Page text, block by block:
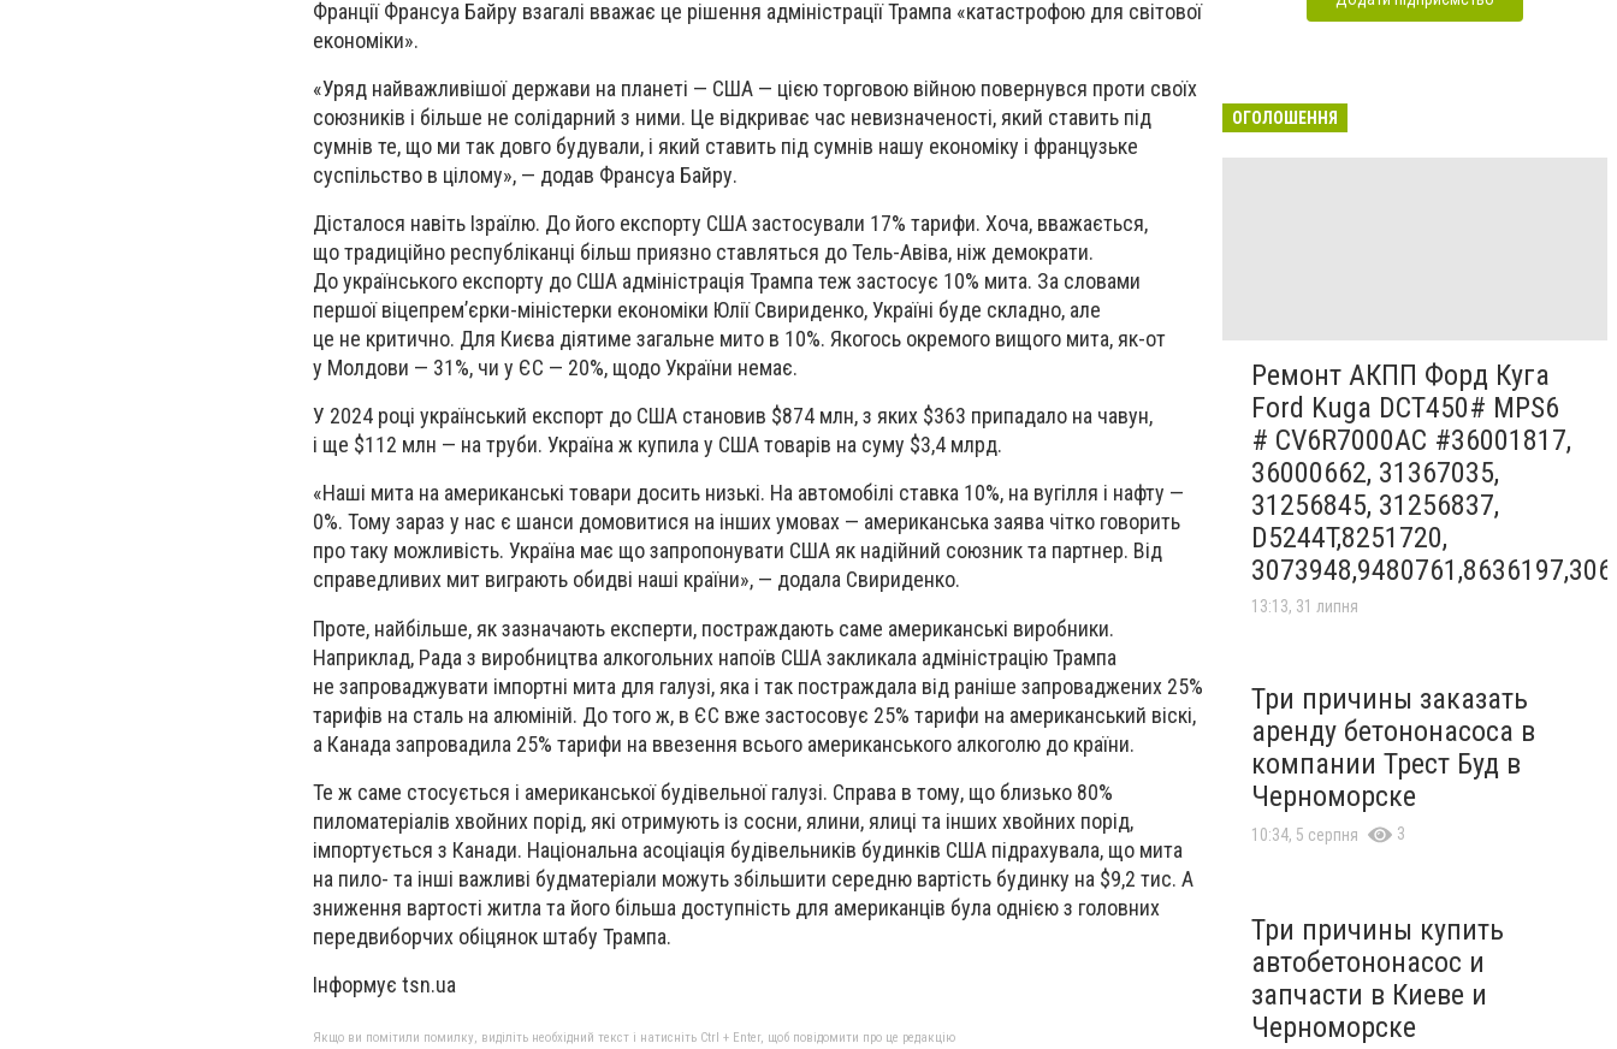
Франції Франсуа Байру взагалі вважає це рішення адміністрації Трампа «катастрофою для світової
економіки».
«Уряд найважливішої держави на планеті — США — цією торговою війною повернувся проти своїх
союзників і більше не солідарний з ними. Це відкриває час невизначеності, який ставить під
сумнів те, що ми так довго будували, і який ставить під сумнів нашу економіку і французьке
суспільство в цілому», — додав Франсуа Байру.
Дісталося навіть Ізраїлю. До його експорту США застосували 17% тарифи. Хоча, вважається,
що традиційно республіканці більш приязно ставляться до Тель-Авіва, ніж демократи.
До українського експорту до США адміністрація Трампа теж застосує 10% мита. За словами
першої віцепрем’єрки-міністерки економіки Юлії Свириденко, Україні буде складно, але
це не критично. Для Києва діятиме загальне мито в 10%. Якогось окремого вищого мита, як-от
у Молдови — 31%, чи у ЄС — 20%, щодо України немає.
У 2024 році український експорт до США становив $874 млн, з яких $363 припадало на чавун,
і ще $112 млн — на труби. Україна ж купила у США товарів на суму $3,4 млрд.
«Наші мита на американські товари досить низькі. На автомобілі ставка 10%, на вугілля і нафту —
0%. Тому зараз у нас є шанси домовитися на інших умовах — американська заява чітко говорить
про таку можливість. Україна має що запропонувати США як надійний союзник та партнер. Від
справедливих мит виграють обидві наші країни», — додала Свириденко.
Проте, найбільше, як зазначають експерти, постраждають саме американські виробники.
Наприклад, Рада з виробництва алкогольних напоїв США закликала адміністрацію Трампа
не запроваджувати імпортні мита для галузі, яка і так постраждала від раніше запроваджених 25%
тарифів на сталь на алюміній. До того ж, в ЄС вже застосовує 25% тарифи на американський віскі,
а Канада запровадила 25% тарифи на ввезення всього американського алкоголю до країни.
Те ж саме стосується і американської будівельної галузі. Справа в тому, що близько 80%
пиломатеріалів хвойних порід, які отримують із сосни, ялини, ялиці та інших хвойних порід,
імпортується з Канади. Національна асоціація будівельників будинків США підрахувала, що мита
на пило- та інші важливі будматеріали можуть збільшити середню вартість будинку на $9,2 тис. А
зниження вартості житла та його більша доступність для американців була однією з головних
передвиборчих обіцянок штабу Трампа.
Інформує tsn.ua
Якщо ви помітили помилку, виділіть необхідний текст і натисніть Ctrl + Enter, щоб повідомити про це редакцію
ОГОЛОШЕННЯ
Ремонт АКПП Форд Куга
Ford Kuga DCT450# MPS6
# CV6R7000AC #36001817,
36000662, 31367035,
31256845, 31256837,
D5244T,8251720,
13:13, 31 липня
Три причины заказать
аренду бетононасоса в
компании Трест Буд в
Черноморске
10:34, 5 серпня 3
Три причины купить
автобетононасос и
запчасти в Киеве и
Черноморске